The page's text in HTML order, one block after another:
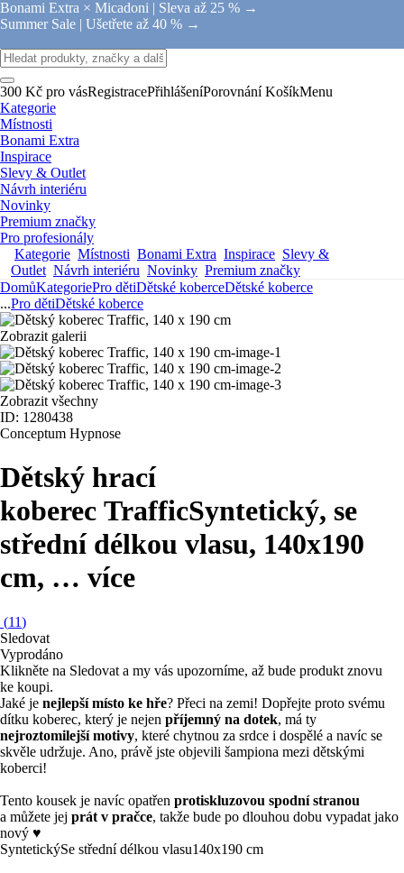
Bonami Extra × Micadoni | Sleva až 25 % →
Summer Sale | Ušetřete až 40 % →
300 Kč pro vásRegistracePřihlášeníPorovnání KošíkMenu
Kategorie
Místnosti
Bonami Extra
Inspirace
Slevy & Outlet
Návrh interiéru
Novinky
Premium značky
Pro profesionály
Kategorie Místnosti Bonami Extra Inspirace Slevy &
Outlet Návrh interiéru Novinky Premium značky
DomůKategoriePro dětiDětské koberceDětské koberce
...Pro dětiDětské koberce
Zobrazit galerii
Zobrazit všechny
ID: 1280438
Conceptum Hypnose
Dětský hrací
koberec TrafficSyntetický, se
střední délkou vlasu, 140x190
cm, … více
(11)
Sledovat
Vyprodáno
Klikněte na Sledovat a my vás upozorníme, až bude produkt znovu
ke koupi.
Jaké je nejlepší místo ke hře? Přeci na zemi! Dopřejte proto svému
dítku koberec, který je nejen příjemný na dotek, má ty
nejroztomilejší motivy, které chytnou za srdce i dospělé a navíc se
skvěle udržuje. Ano, právě jste objevili šampiona mezi dětskými
koberci!
Tento kousek je navíc opatřen protiskluzovou spodní stranou
a můžete jej prát v pračce, takže bude po dlouhou dobu vypadat jako
nový ♥
SyntetickýSe střední délkou vlasu140x190 cm